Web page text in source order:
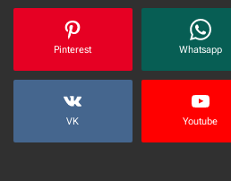
Pinterest Whatsapp
VK Youtube